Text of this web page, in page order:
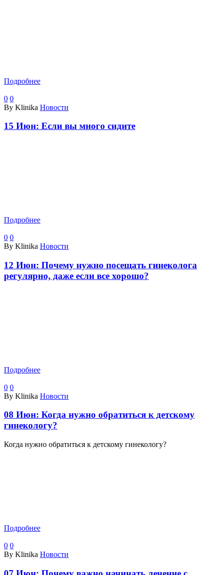
Подробнее
0 0
By Klinika Новости
15 Июн: Если вы много сидите
Подробнее
0 0
By Klinika Новости
12 Июн: Почему нужно посещать гинеколога
регулярно, даже если все хорошо?
Подробнее
0 0
By Klinika Новости
08 Июн: Когда нужно обратиться к детскому
гинекологу?
Когда нужно обратиться к детскому гинекологу?
Подробнее
0 0
By Klinika Новости